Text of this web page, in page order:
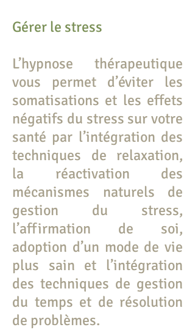
Gérer le stress
L’hypnose thérapeutique
vous permet d’éviter les
somatisations et les effets
négatifs du stress sur votre
santé par l’intégration des
techniques de relaxation,
la réactivation des
mécanismes naturels de
gestion du stress,
l’affirmation de soi,
adoption d’un mode de vie
plus sain et l’intégration
des techniques de gestion
du temps et de résolution
de problèmes.